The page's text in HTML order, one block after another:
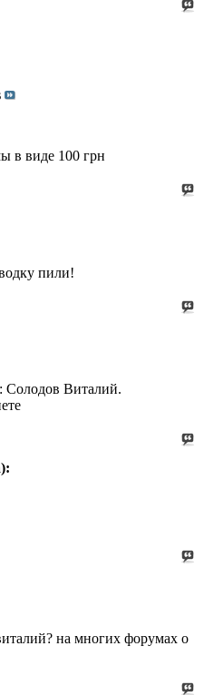
в виде 100 грн
пили!
Солодов Виталий.
на многих форумах о